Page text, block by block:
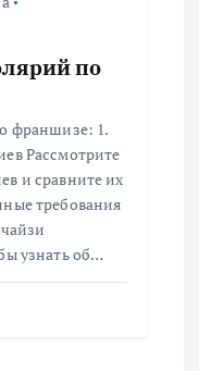
по
франшизе: 1.
Рассмотрите
и сравните их
требования
узнать об…